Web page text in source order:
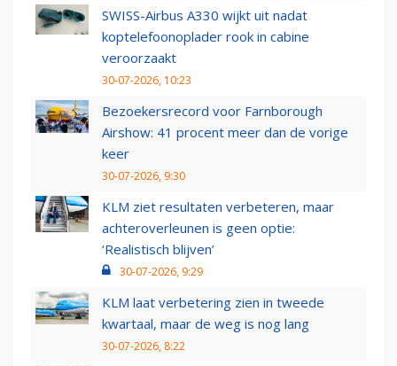
SWISS-Airbus A330 wijkt uit nadat
koptelefoonoplader rook in cabine
veroorzaakt
30-07-2026, 10:23
Bezoekersrecord voor Farnborough
Airshow: 41 procent meer dan de vorige
keer
30-07-2026, 9:30
KLM ziet resultaten verbeteren, maar
achteroverleunen is geen optie:
‘Realistisch blijven’
30-07-2026, 9:29
KLM laat verbetering zien in tweede
kwartaal, maar de weg is nog lang
30-07-2026, 8:22